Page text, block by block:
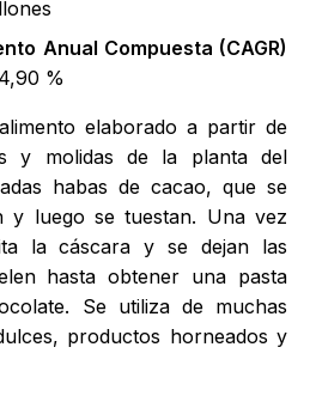
Anual Compuesta (CAGR)
%
elaborado a partir de
y molidas de la planta del
habas de cacao, que se
y luego se tuestan. Una vez
la cáscara y se dejan las
hasta obtener una pasta
Se utiliza de muchas
productos horneados y